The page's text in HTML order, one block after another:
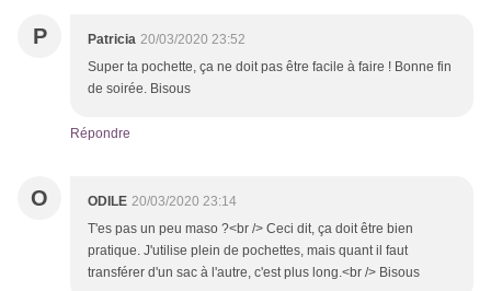
P Patricia 20/03/2020 23:52
Super ta pochette, ça ne doit pas être facile à faire ! Bonne fin
de soirée. Bisous
Répondre
O ODILE 20/03/2020 23:14
T'es pas un peu maso ?<br /> Ceci dit, ça doit être bien
pratique. J'utilise plein de pochettes, mais quant il faut
transférer d'un sac à l'autre, c'est plus long.<br /> Bisous